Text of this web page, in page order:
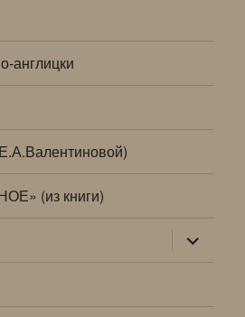
англицки
(из книги)
раскрыть
дочернее
меню